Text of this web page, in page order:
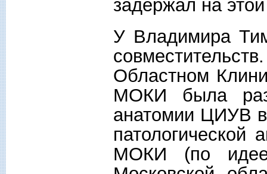
задержал на
У Владимира
Областном
МОКИ была
анатомии ЦИУВ в
патологической
МОКИ (по идее